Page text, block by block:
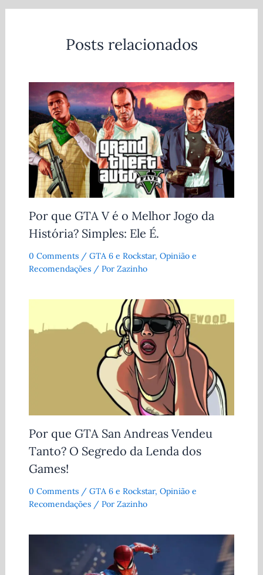
Posts relacionados
Por que GTA V é o Melhor Jogo da
História? Simples: Ele É.
0 Comments / GTA 6 e Rockstar, Opinião e
Recomendações/ Por Zazinho
Por que GTA San Andreas Vendeu
Tanto? O Segredo da Lenda dos
Games!
0 Comments / GTA 6 e Rockstar, Opinião e
Recomendações/ Por Zazinho